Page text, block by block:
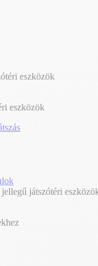
eszközök
eszközök
játszótéri